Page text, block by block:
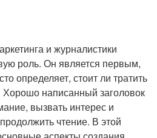
и журналистики
роль. Он является первым,
определяет, стоит ли тратить
Хорошо написанный заголовок
вызвать интерес и
чтение. В этой